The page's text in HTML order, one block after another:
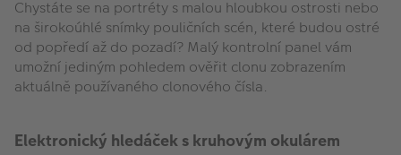
Chystáte se na portréty s malou hloubkou ostrosti nebo
na širokoúhlé snímky pouličních scén, které budou ostré
od popředí až do pozadí? Malý kontrolní panel vám
umožní jediným pohledem ověřit clonu zobrazením
aktuálně používaného clonového čísla.
Elektronický hledáček s kruhovým okulárem